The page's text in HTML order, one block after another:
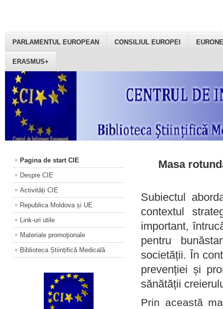
PARLAMENTUL EUROPEAN CONSILIUL EUROPEI
ERASMUS+
Pagina de start CIE
Despre CIE
Activități CIE
Republica Moldova și UE
Link-uri utile
Materiale promoţionale
Biblioteca Științifică Medicală
Masa
Subiectul
contextul
important,
pentru
societății. În
prevenției și
sănătății
Prin această